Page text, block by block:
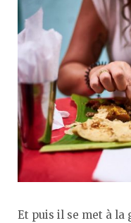
Et puis il se met à la